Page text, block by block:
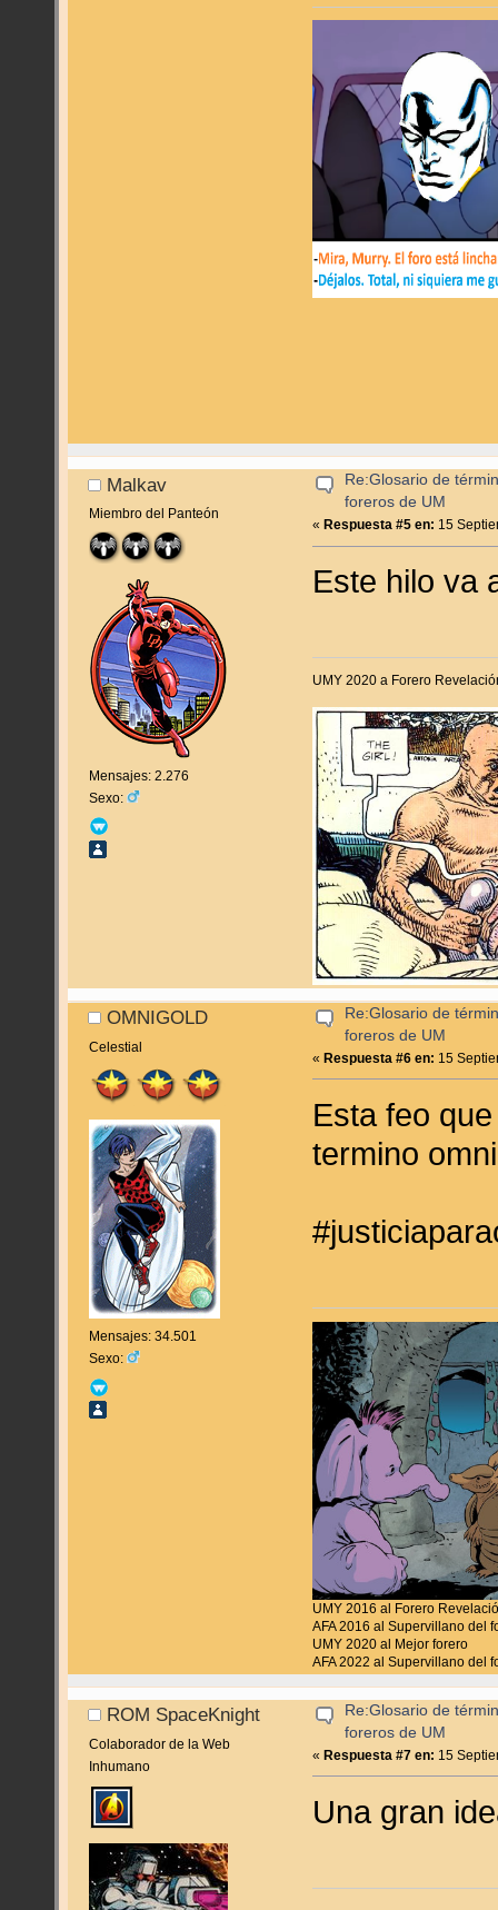
Malkav
Miembro del Panteón
Mensajes: 2.276
Sexo:
Re:Glosario de
foreros de UM
« Respuesta #5 en: 15
Este hilo
UMY 2020 a Forero
OMNIGOLD
Celestial
Mensajes: 34.501
Sexo:
Re:Glosario de
foreros de UM
« Respuesta #6 en: 15
Esta feo
termino
UMY 2016 al Forero
AFA 2016 al Supervillano del
UMY 2020 al Mejor forero
AFA 2022 al Supervillano del
ROM SpaceKnight
Colaborador de la Web
Inhumano
Re:Glosario de
foreros de UM
«Respuesta #7 en: 15
Una gran